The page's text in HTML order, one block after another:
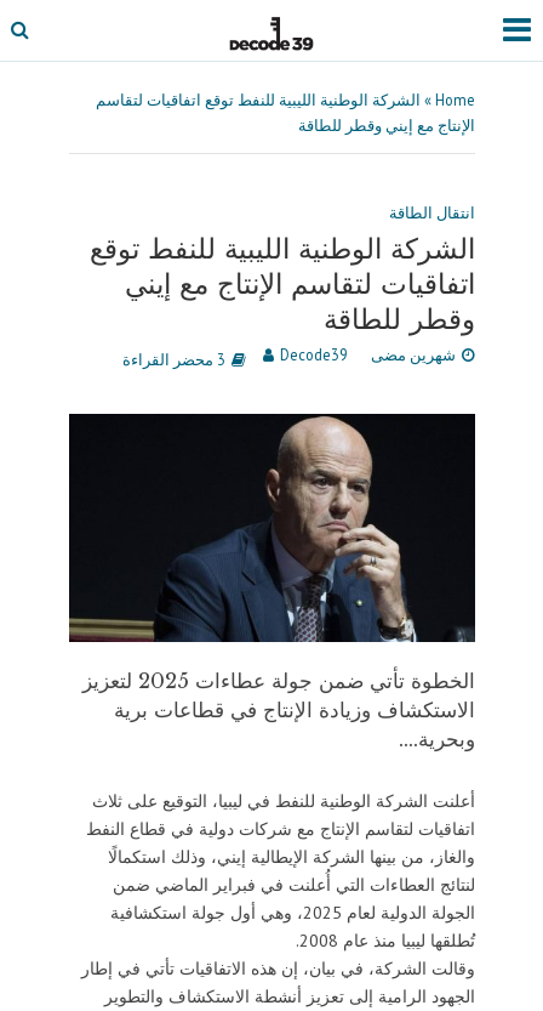
Home
» الشركة الوطنية الليبية للنفط توقع اتفاقيات لتقاسم
الإنتاج مع إيني وقطر للطاقة
انتقال الطاقة
الشركة الوطنية الليبية للنفط توقع
اتفاقيات لتقاسم الإنتاج مع إيني
وقطر للطاقة
شهرين مضى Decode39 3 محضر القراءة
الخطوة تأتي ضمن جولة عطاءات 2025 لتعزيز
الاستكشاف وزيادة الإنتاج في قطاعات برية
وبحرية....
أعلنت الشركة الوطنية للنفط في ليبيا، التوقيع على ثلاث
اتفاقيات لتقاسم الإنتاج مع شركات دولية في قطاع النفط
والغاز، من بينها الشركة الإيطالية إيني، وذلك استكمالًا
لنتائج العطاءات التي أُعلنت في فبراير الماضي ضمن
الجولة الدولية لعام 2025، وهي أول جولة استكشافية
تُطلقها ليبيا منذ عام 2008.
وقالت الشركة، في بيان، إن هذه الاتفاقيات تأتي في إطار
الجهود الرامية إلى تعزيز أنشطة الاستكشاف والتطوير